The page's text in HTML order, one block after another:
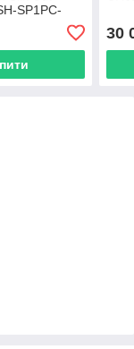
SP1PC-
30